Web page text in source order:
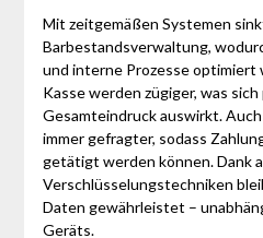
Mit zeitgemäßen Systemen
Barbestandsverwaltung,
und interne Prozesse optimiert
Kasse werden zügiger, was
Gesamteindruck auswirkt.
immer gefragter, sodass
getätigt werden können. Dank
Verschlüsselungstechniken
Daten gewährleistet –
Geräts.